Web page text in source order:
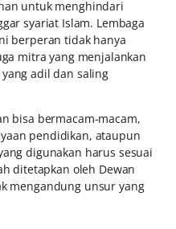
untuk menghindari
syariat Islam. Lembaga
berperan tidak hanya
mitra yang menjalankan
adil dan saling
bisa bermacam-macam,
pendidikan, ataupun
digunakan harus sesuai
ditetapkan oleh Dewan
mengandung unsur yang